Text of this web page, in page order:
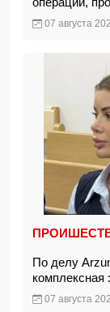
07 августа
По делу
комплексная
07 августа